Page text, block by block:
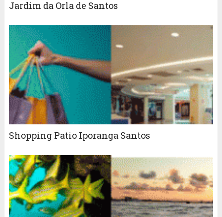
Jardim da Orla de Santos
Shopping Patio Iporanga Santos